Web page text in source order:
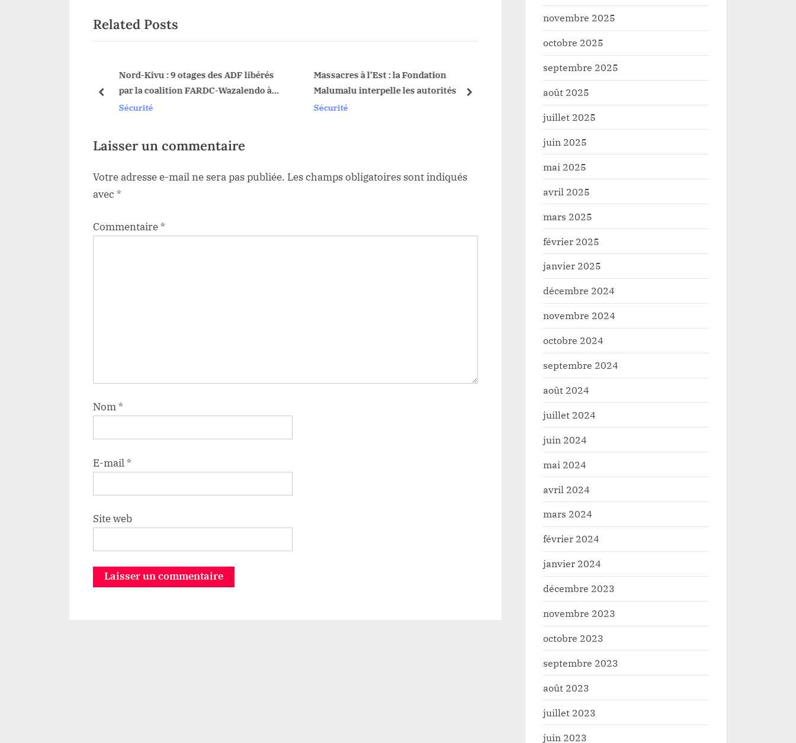
o
u
o
:
s
Related Posts
Nord-Kivu : 9 otages des ADF libérés
par la coalition FARDC-Wazalendo à
Lubero
Sécurité
Massacres à l’Est : la Fondation
Malumalu interpelle les autorités
Sécurité
Watsa : nouvelle attaque armée à
Duembe, un opérateur économique
grièvement blessé
prev next
Laisser un commentaire
Votre adresse e-mail ne sera pas publiée. Les champs obligatoires sont indiqués
avec *
Commentaire*
Nom*
E-mail*
Site web
novembre 2025
octobre 2025
septembre 2025
août 2025
juillet 2025
juin 2025
mai 2025
avril 2025
mars 2025
février 2025
janvier 2025
décembre 2024
novembre 2024
octobre 2024
septembre 2024
août 2024
juillet 2024
juin 2024
mai 2024
avril 2024
mars 2024
février 2024
janvier 2024
décembre 2023
novembre 2023
octobre 2023
septembre 2023
août 2023
juillet 2023
juin 2023